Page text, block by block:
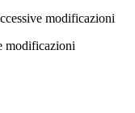
modificazioni
modificazioni